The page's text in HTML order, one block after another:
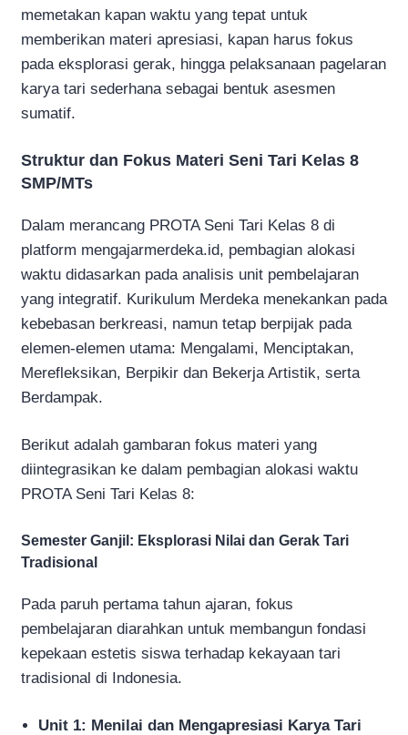
memetakan kapan waktu yang tepat untuk
memberikan materi apresiasi, kapan harus fokus
pada eksplorasi gerak, hingga pelaksanaan pagelaran
karya tari sederhana sebagai bentuk asesmen
sumatif.
Struktur dan Fokus Materi Seni Tari Kelas 8
SMP/MTs
Dalam merancang PROTA Seni Tari Kelas 8 di
platform mengajarmerdeka.id, pembagian alokasi
waktu didasarkan pada analisis unit pembelajaran
yang integratif. Kurikulum Merdeka menekankan pada
kebebasan berkreasi, namun tetap berpijak pada
elemen-elemen utama: Mengalami, Menciptakan,
Merefleksikan, Berpikir dan Bekerja Artistik, serta
Berdampak.
Berikut adalah gambaran fokus materi yang
diintegrasikan ke dalam pembagian alokasi waktu
PROTA Seni Tari Kelas 8:
Semester Ganjil: Eksplorasi Nilai dan Gerak Tari
Tradisional
Pada paruh pertama tahun ajaran, fokus
pembelajaran diarahkan untuk membangun fondasi
kepekaan estetis siswa terhadap kekayaan tari
tradisional di Indonesia.
Unit 1: Menilai dan Mengapresiasi Karya Tari